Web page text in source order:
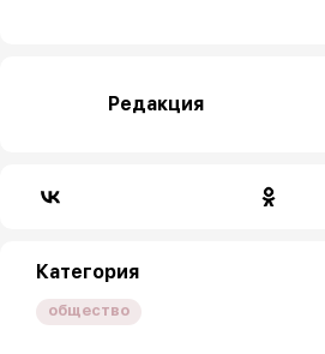
Редакция
Категория
общество